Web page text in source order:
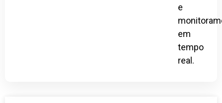
e
em
tempo
real.